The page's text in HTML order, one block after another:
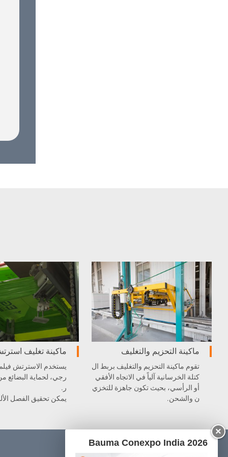
ماكينة التحزيم والتغليف
تقوم ماكينة التحزيم والتغليف بربط ال
كتلة الخرسانية آلياً في الاتجاه الأفقي
أو الرأسي، بحيث تكون جاهزة للتخزي
ن والشحن.
ماكينة تغليف
يستخدم الاسترتش فيلم
رجي، لحماية البضائع من
ر.
المنتجات
×
Bauma Conexpo India 2026